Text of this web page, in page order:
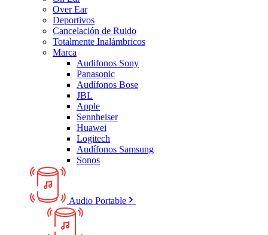
Over Ear
Deportivos
Cancelación de Ruido
Totalmente Inalámbricos
Marca
Audifonos Sony
Panasonic
Audífonos Bose
JBL
Apple
Sennheiser
Huawei
Logitech
Audífonos Samsung
Sonos
Audio Portable